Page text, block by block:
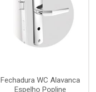
Fechadura WC Alavanca
Espelho Popline